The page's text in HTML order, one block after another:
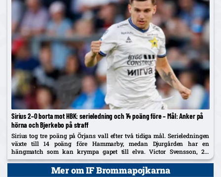
Sirius 2–0 borta mot HBK: serieledning och 14 poäng före – Mål: Anker på
hörna och Bjerkebo på straff
Sirius tog tre poäng på Örjans vall efter två tidiga mål. Serieledningen
växte till 14 poäng före Hammarby, medan Djurgården har en
hängmatch som kan krympa gapet till elva. Victor Svensson, 20,
startade centralt i Melker Heiers frånvaro.
Mer om IF Brommapojkarna